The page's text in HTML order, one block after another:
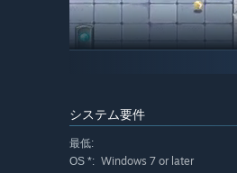
システム要件
最低:
OS *: Windows 7 or later